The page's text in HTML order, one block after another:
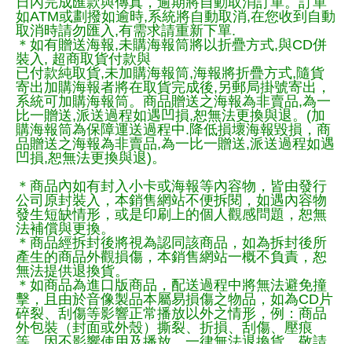
如ATM或劃撥如逾時,系統將自動取消,在您收到自動
取消時請勿匯入,有需求請重新下單.
＊如有贈送海報,未購海報筒將以折疊方式,與CD併
裝入, 超商取貨付款與
已付款純取貨,未加購海報筒,海報將折疊方式,隨貨
寄出加購海報者將在取貨完成後,另郵局掛號寄出，
系統可加購海報筒。商品贈送之海報為非賣品,為一
比一贈送,派送過程如遇凹損,恕無法更換與退。(加
購海報筒為保障運送過程中.降低損壞海報毀損，商
品贈送之海報為非賣品,為一比一贈送,派送過程如遇
凹損,恕無法更換與退)。
＊商品內如有封入小卡或海報等內容物，皆由發行
公司原封裝入，本銷售網站不便拆閱，如遇內容物
發生短缺情形，或是印刷上的個人觀感問題，恕無
法補償與更換。
＊商品經拆封後將視為認同該商品，如為拆封後所
產生的商品外觀損傷，本銷售網站一概不負責，恕
無法提供退換貨。
＊如商品為進口版商品，配送過程中將無法避免撞
擊，且由於音像製品本屬易損傷之物品，如為CD片
碎裂、刮傷等影響正常播放以外之情形，例：商品
外包裝（封面或外殼）撕裂、折損、刮傷、壓痕